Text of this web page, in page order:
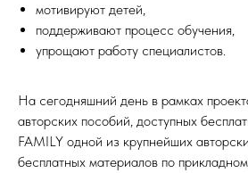
мотивируют детей,
поддерживают процесс обучения,
упрощают работу специалистов.
На сегодняшний день в рамках
авторских пособий, доступных
FAMILY одной из крупнейших
бесплатных материалов по